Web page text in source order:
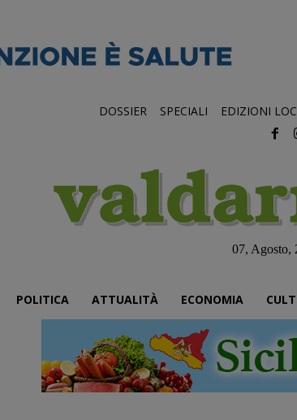
DOSSIER SPECIALI EDIZIONI
07, Agosto,
POLITICA ATTUALITÀ ECONOMIA